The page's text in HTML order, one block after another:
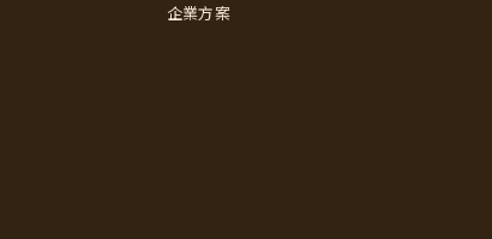
企業方案